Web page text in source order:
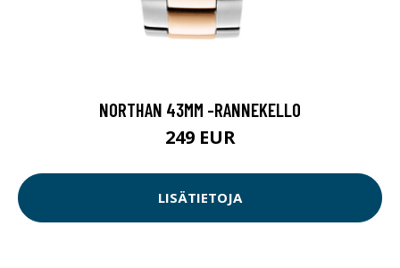
NORTHAN 43MM -RANNEKELLO
249 EUR
LISÄTIETOJA